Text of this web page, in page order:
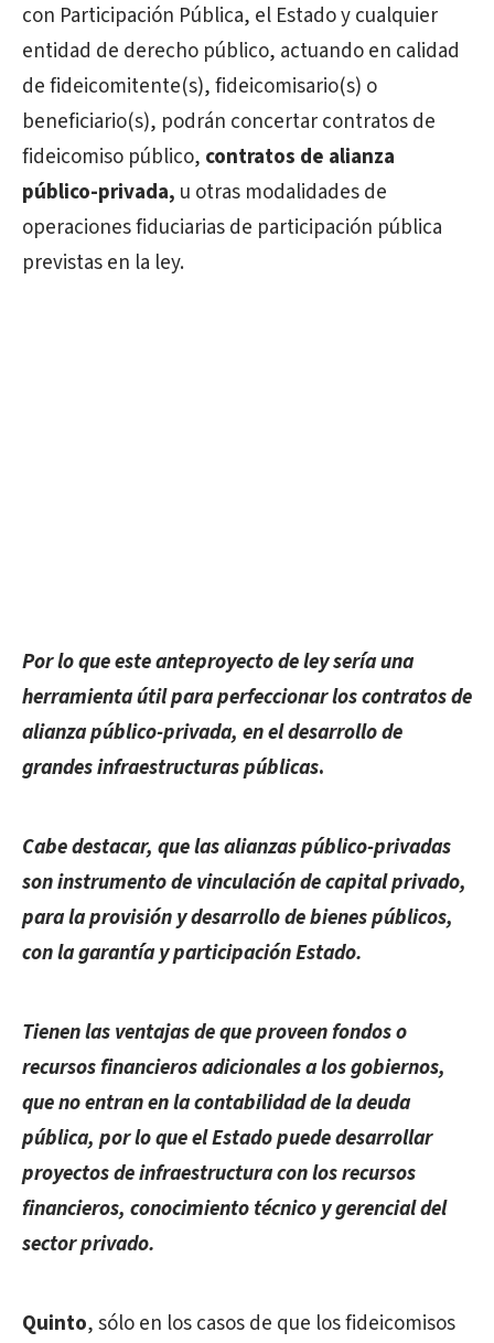
con Participación Pública, el Estado y cualquier
entidad de derecho público, actuando en calidad
de fideicomitente(s), fideicomisario(s) o
beneficiario(s), podrán concertar contratos de
fideicomiso público, contratos de alianza
público-privada, u otras modalidades de
operaciones fiduciarias de participación pública
previstas en la ley.
Por lo que este anteproyecto de ley sería una
herramienta útil para perfeccionar los contratos de
alianza público-privada, en el desarrollo de
grandes infraestructuras públicas.
Cabe destacar, que las alianzas público-privadas
son instrumento de vinculación de capital privado,
para la provisión y desarrollo de bienes públicos,
con la garantía y participación Estado.
Tienen las ventajas de que proveen fondos o
recursos financieros adicionales a los gobiernos,
que no entran en la contabilidad de la deuda
pública, por lo que el Estado puede desarrollar
proyectos de infraestructura con los recursos
financieros, conocimiento técnico y gerencial del
sector privado.
Quinto, sólo en los casos de que los fideicomisos